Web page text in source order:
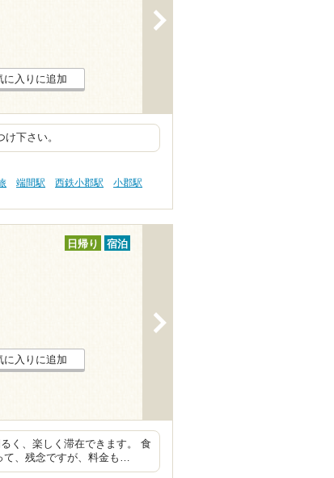
に入りに追加
下さい。
端間駅 西鉄小郡駅
小郡駅
日帰り 宿泊
に入りに追加
く、楽しく滞在できます。 食
て、残念ですが、料金も…